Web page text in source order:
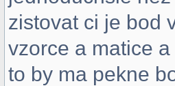
zistovat ci je bod
vzorce a matice
to by ma pekne